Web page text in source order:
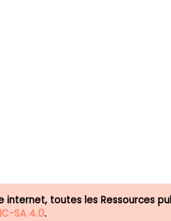
internet, toutes les Ressources
SA 4.0.